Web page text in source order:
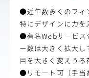
●近年数多くのフィ
特にデザインに力を
●有名Webサービス
ー数は大きく拡大し
目を大きく変えう
●リモート可（手当